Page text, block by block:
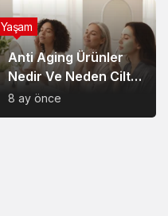
Anti Aging Ürünler
Nedir Ve Neden Cilt
Bakımında Temel Bir
Yerdedir?
8 ay önce
Yaşam